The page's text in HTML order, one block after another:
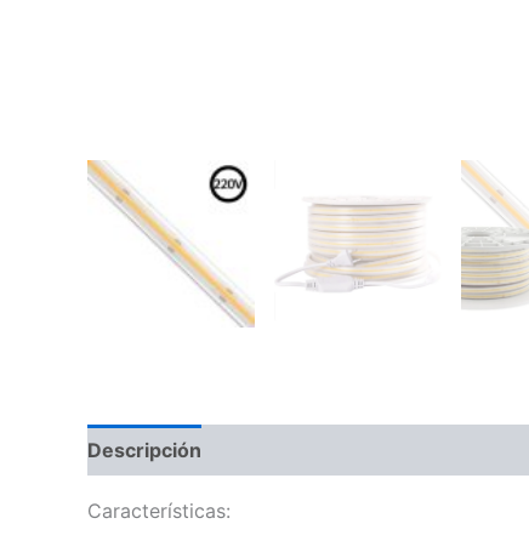
Descripción
Características: